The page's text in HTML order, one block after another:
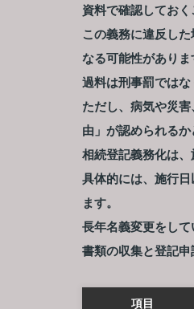
資料で確認しておく
この義務に違反し
なる可能性がありま
過料は刑事罰ではな
ただし、病気や災
由」が認められるか
相続登記義務化は、
具体的には、施行
ます。
長年名義変更をし
書類の収集と登記申
項目